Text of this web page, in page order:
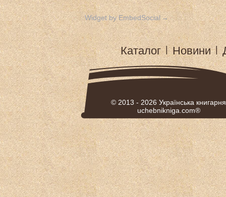
Widget by EmbedSocial →
Каталог | Новини
© 2013 - 2026 Українська книгарня
uchebnikniga.com®